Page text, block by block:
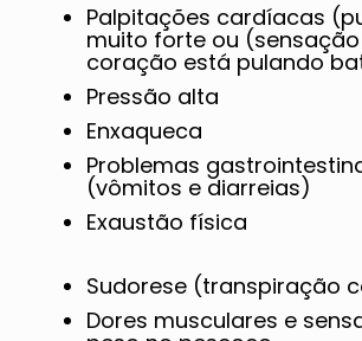
Palpitações cardíacas
muito forte ou
coração está pulando
Pressão alta
Enxaqueca
Problemas
(vômitos e diarreias)
Exaustão física
Sudorese (transpiração
Dores musculares e